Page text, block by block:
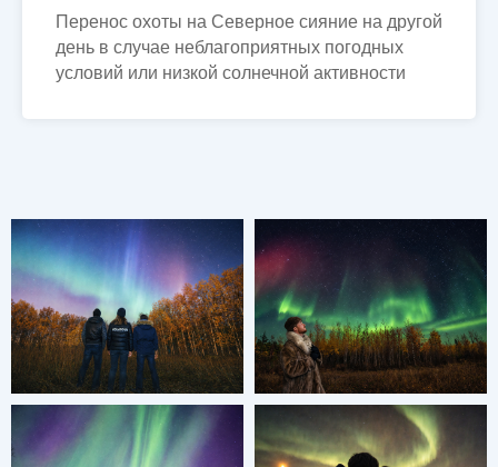
Перенос охоты на Северное сияние на другой
день в случае неблагоприятных погодных
условий или низкой солнечной активности